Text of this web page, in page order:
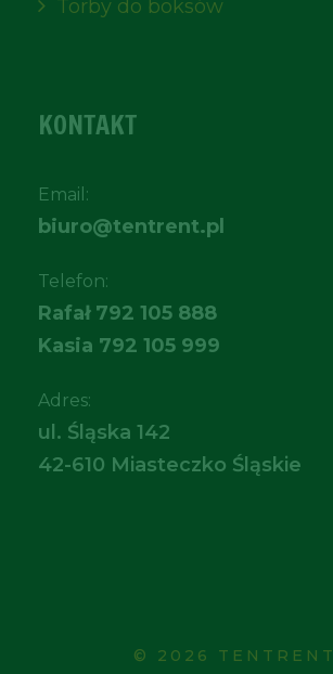
Torby do boksów
KONTAKT
Email:
biuro@tentrent.pl
Telefon:
Rafał 792 105 888
Kasia 792 105 999
Adres:
ul. Śląska 142
42-610 Miasteczko Śląskie
© 2026 TENTRENT